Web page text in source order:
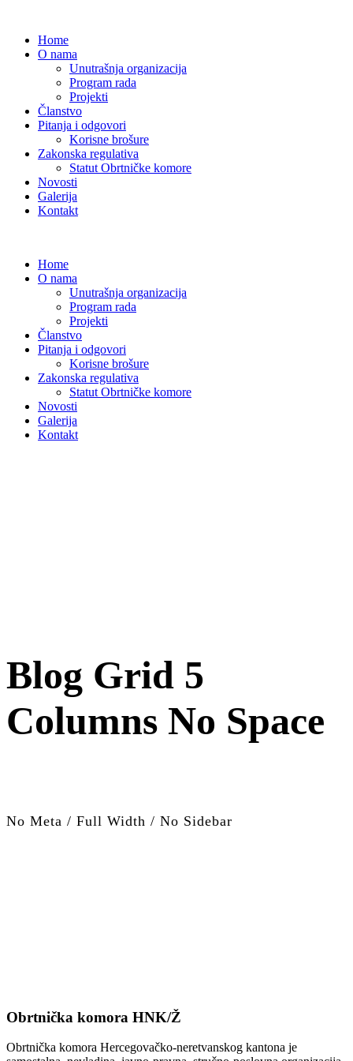
Home
O nama
Unutrašnja organizacija
Program rada
Projekti
Članstvo
Pitanja i odgovori
Korisne brošure
Zakonska regulativa
Statut Obrtničke komore
Novosti
Galerija
Kontakt
Home
O nama
Unutrašnja organizacija
Program rada
Projekti
Članstvo
Pitanja i odgovori
Korisne brošure
Zakonska regulativa
Statut Obrtničke komore
Novosti
Galerija
Kontakt
Blog Grid 5
Columns No Space
No Meta / Full Width / No Sidebar
Obrtnička komora HNK/Ž
Obrtnička komora Hercegovačko-neretvanskog kantona je